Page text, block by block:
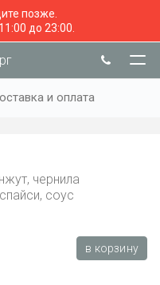
позже.
до 23:00.
и оплата
чернила
соус
в корзину